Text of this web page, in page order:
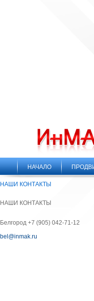
НАЧАЛО
НАШИ КОНТАКТЫ
НАШИ КОНТАКТЫ
Белгород +7 (905) 042-71-12
bel@inmak.ru